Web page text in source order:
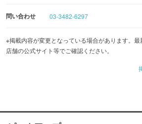
ります。
用ください！
問い合わせ 03-3482-6297
※掲載内容が変更となっている場合があります。最
店舗の公式サイト等でご確認ください。